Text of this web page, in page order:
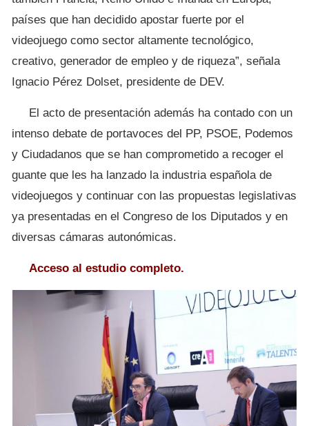
países que han decidido apostar fuerte por el
videojuego como sector altamente tecnológico,
creativo, generador de empleo y de riqueza”, señala
Ignacio Pérez Dolset, presidente de DEV.
El acto de presentación además ha contado con un
intenso debate de portavoces del PP, PSOE, Podemos
y Ciudadanos que se han comprometido a recoger el
guante que les ha lanzado la industria española de
videojuegos y continuar con las propuestas legislativas
ya presentadas en el Congreso de los Diputados y en
diversas cámaras autonómicas.
Acceso al estudio completo.